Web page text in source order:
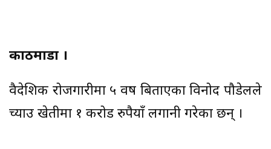
काठमाडौँ ।
वैदेशिक रोजगारीमा ५ वर्ष बिताएका विनोद पौडेलले
च्याउ खेतीमा १ करोड रुपैयाँ लगानी गरेका छन् ।